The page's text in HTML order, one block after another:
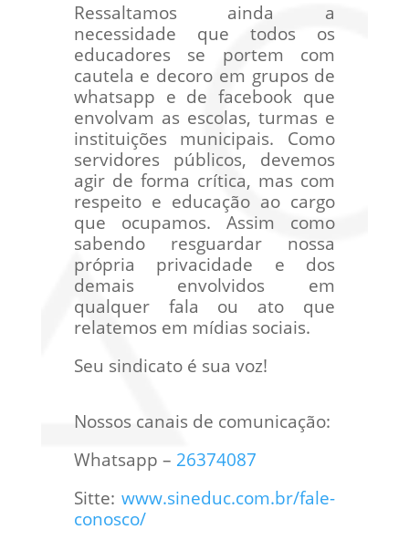
Ressaltamos ainda a
necessidade que todos os
educadores se portem com
cautela e decoro em grupos de
whatsapp e de facebook que
envolvam as escolas, turmas e
instituições municipais. Como
servidores públicos, devemos
agir de forma crítica, mas com
respeito e educação ao cargo
que ocupamos. Assim como
sabendo resguardar nossa
própria privacidade e dos
demais envolvidos em
qualquer fala ou ato que
relatemos em mídias sociais.
Seu sindicato é sua voz!
Nossos canais de comunicação:
Whatsapp – 26374087
Sitte:www.sineduc.com.br/fale-
conosco/